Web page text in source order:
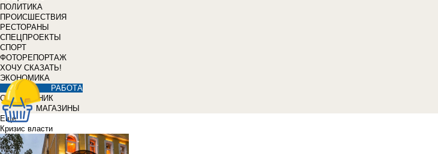
ПОЛИТИКА
ПРОИСШЕСТВИЯ
РЕСТОРАНЫ
СПЕЦПРОЕКТЫ
СПОРТ
ФОТОРЕПОРТАЖ
ХОЧУ СКАЗАТЬ!
ЭКОНОМИКА
РАБОТА
СПРАВОЧНИК
МАГАЗИНЫ
Еще
Кризис власти